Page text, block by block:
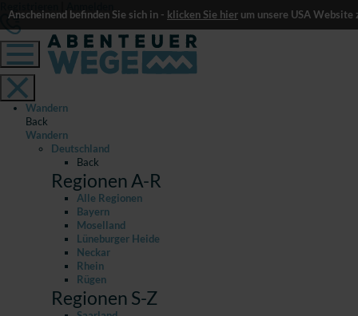
Anscheinend befinden Sie sich in - klicken Sie hier um unsere USA Website
Wandern
Back
Wandern
Deutschland
Back
Regionen A-R
Alle Regionen
Bayern
Moselland
Lüneburger Heide
Neckar
Rhein
Rügen
Regionen S-Z